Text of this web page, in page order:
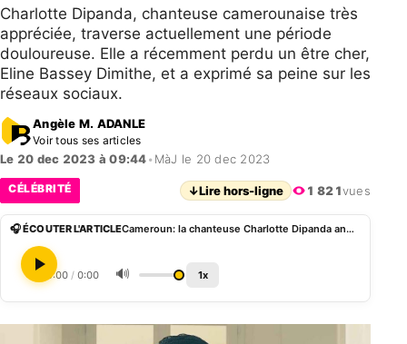
Charlotte Dipanda, chanteuse camerounaise très
appréciée, traverse actuellement une période
douloureuse. Elle a récemment perdu un être cher,
Eline Bassey Dimithe, et a exprimé sa peine sur les
réseaux sociaux.
Angèle M. ADANLE
Voir tous ses articles
Le 20 dec 2023 à 09:44• MàJ le 20 dec 2023
CÉLÉBRITÉ ↓Lire hors-ligne 1 821vues
🎧 ÉCOUTER L'ARTICLE Cameroun: la chanteuse Charlotte Dipanda annonce une triste nouvelle
0:00 / 0:00 🔊 1x